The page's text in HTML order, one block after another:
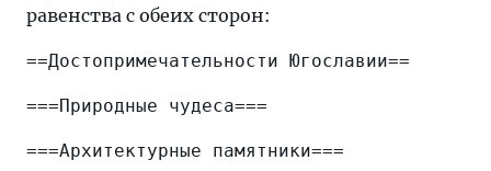
равенства с обеих сторон:
==Достопримечательности Югославии==
===Природные чудеса===
===Архитектурные памятники===